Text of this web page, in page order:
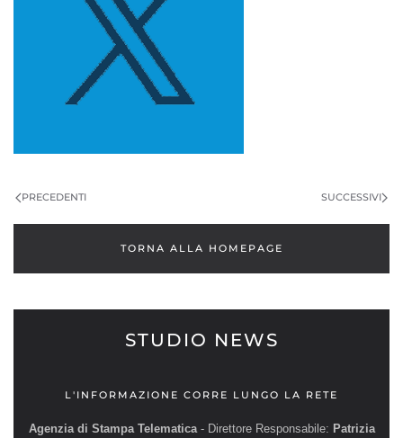
PRECEDENTI SUCCESSIVI
TORNA ALLA HOMEPAGE
STUDIO NEWS
L'INFORMAZIONE CORRE LUNGO LA RETE
Agenzia di Stampa Telematica- Direttore Responsabile: Patrizia